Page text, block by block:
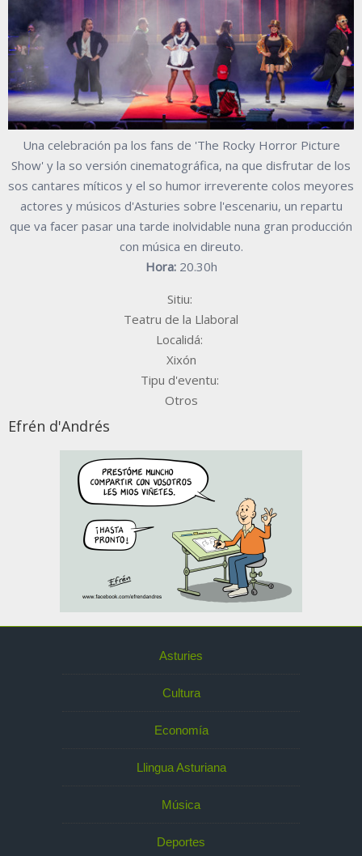
Una celebración pa los fans de 'The Rocky Horror Picture
Show' y la so versión cinematográfica, na que disfrutar de los
sos cantares míticos y el so humor irreverente colos meyores
actores y músicos d'Asturies sobre l'escenariu, un repartu
que va facer pasar una tarde inolvidable nuna gran producción
con música en direuto.
Hora:20.30h
Sitiu:
Teatru de la Llaboral
Localidá:
Xixón
Tipu d'eventu:
Otros
Efrén d'Andrés
Asturies
Cultura
Economía
Llingua Asturiana
Música
Deportes